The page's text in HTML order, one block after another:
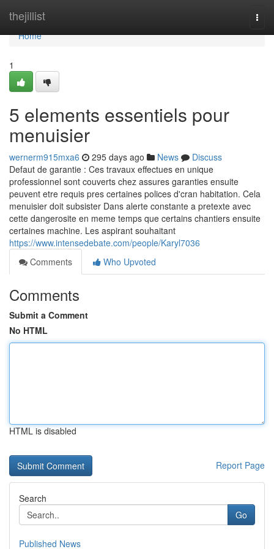
thejillist
Home
Home
1
5 elements essentiels pour
menuisier
wernerm915mxa6 295 days ago News
Discuss
Defaut de garantie : Ces travaux effectues en unique
professionnel sont couverts chez assures garanties ensuite
peuvent etre requis pres certaines polices d'cran habitation. Cela
menuisier doit subsister Dans alerte constante a pretexte avec
cette dangerosite en meme temps que certains chantiers ensuite
certaines machine. Les aspirant souhaitant
https://www.intensedebate.com/people/Karyl7036
Comments
Who Upvoted
Comments
Submit a Comment
No HTML
HTML is disabled
Report Page
Search
Go
Published News